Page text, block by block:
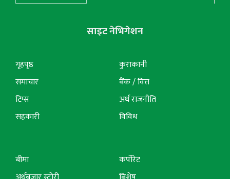
साइट नेभिगेशन
गृहपृष्ठ
समाचार
टिप्स
सहकारी
कुराकानी
बैंक / वित्त
अर्थ राजनीति
विविध
बीमा
कर्पोरेट